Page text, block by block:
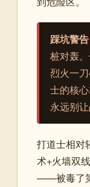
踩坑警告
桩对轰
烈火一
士的核
永远别让
打道士相对
术+火墙双
——被毒了